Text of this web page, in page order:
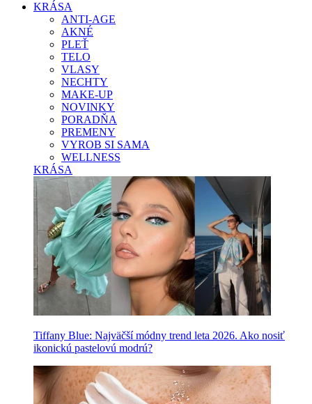
KRÁSA
ANTI-AGE
AKNÉ
PLEŤ
TELO
VLASY
NECHTY
MAKE-UP
NOVINKY
PORADŇA
PREMENY
VYROB SI SAMA
WELLNESS
KRÁSA
Tiffany Blue: Najväčší módny trend leta 2026. Ako nosiť
ikonickú pastelovú modrú?